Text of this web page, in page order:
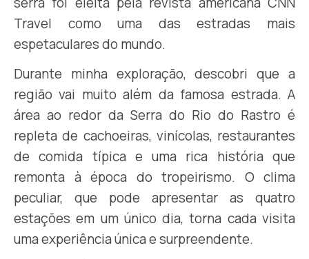
Travel como uma das estradas mais
espetaculares do mundo.
Durante minha exploração, descobri que a
região vai muito além da famosa estrada. A
área ao redor da Serra do Rio do Rastro é
repleta de cachoeiras, vinícolas, restaurantes
de comida típica e uma rica história que
remonta à época do tropeirismo. O clima
peculiar, que pode apresentar as quatro
estações em um único dia, torna cada visita
uma experiência única e surpreendente.